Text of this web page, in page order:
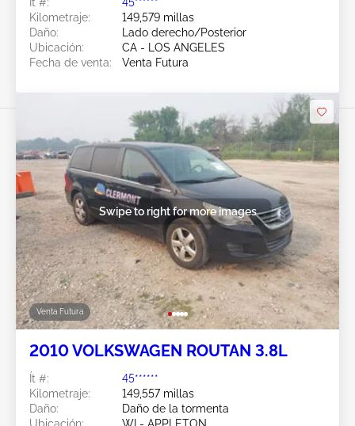
Kilometraje:
149,579 millas
Daño:
Lado derecho/Posterior
Ubicación:
CA - LOS ANGELES
Fecha de venta:
Venta Futura
Venta Futura
Swipe to right for more images
2010 VOLKSWAGEN ROUTAN 3.8L
Ít #:
45******
Kilometraje:
149,557 millas
Daño:
Daño de la tormenta